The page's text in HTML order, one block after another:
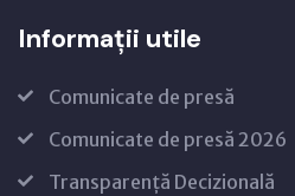
Informații utile
Comunicate de presă
Comunicate de presă 2026
Transparență Decizională